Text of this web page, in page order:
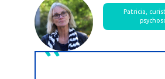
Patricia,